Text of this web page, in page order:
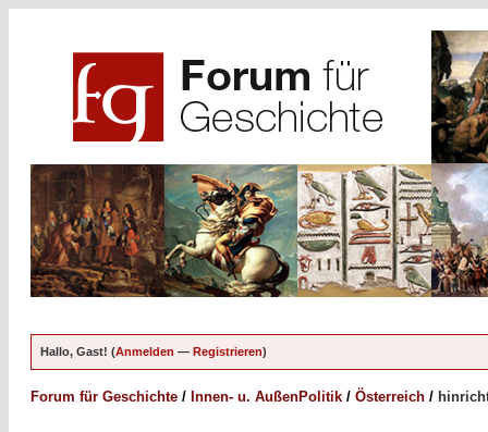
Hallo, Gast! (Anmelden — Registrieren)
Forum für Geschichte / Innen- u. AußenPolitik / Österreich /